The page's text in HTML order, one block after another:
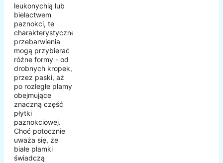
leukonychią lub
bielactwem
paznokci, te
charakterystyczne
przebarwienia
mogą przybierać
różne formy - od
drobnych kropek,
przez paski, aż
po rozległe plamy
obejmujące
znaczną część
płytki
paznokciowej.
Choć potocznie
uważa się, że
białe plamki
świadczą